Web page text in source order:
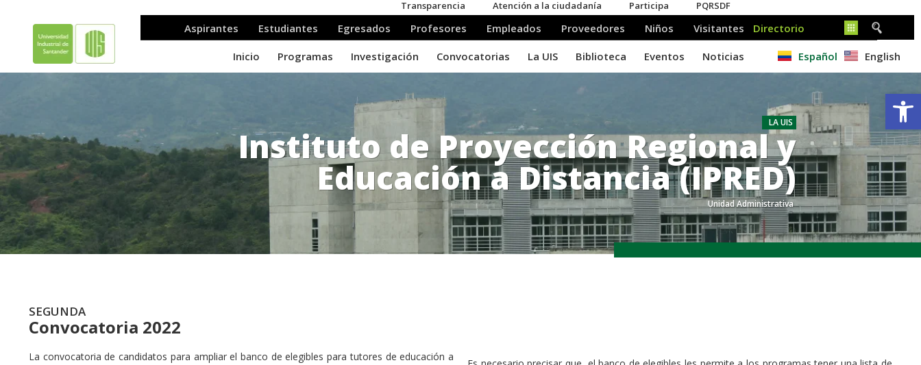
Español English
LA UIS
Instituto de Proyección Regional y
Educación a Distancia (IPRED)
Unidad Administrativa
.
SEGUNDA
Convocatoria 2022
La convocatoria de candidatos para ampliar el banco de elegibles para tutores de educación a